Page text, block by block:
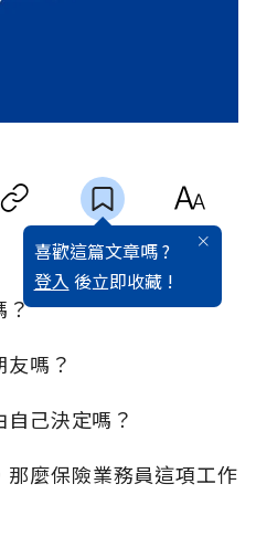
喜歡這篇文章嗎 ?
登入 後立即收藏 !
？
嗎？
己決定嗎？
麼保險業務員這項工作